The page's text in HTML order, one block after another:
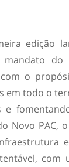
edição
do
o
em todo o
e
Novo PAC,
com